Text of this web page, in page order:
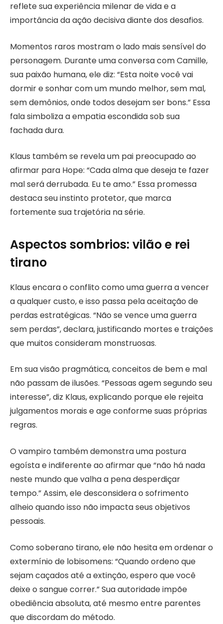
reflete sua experiência milenar de vida e a
importância da ação decisiva diante dos desafios.
Momentos raros mostram o lado mais sensível do
personagem. Durante uma conversa com Camille,
sua paixão humana, ele diz: “Esta noite você vai
dormir e sonhar com um mundo melhor, sem mal,
sem demônios, onde todos desejam ser bons.” Essa
fala simboliza a empatia escondida sob sua
fachada dura.
Klaus também se revela um pai preocupado ao
afirmar para Hope: “Cada alma que deseja te fazer
mal será derrubada. Eu te amo.” Essa promessa
destaca seu instinto protetor, que marca
fortemente sua trajetória na série.
Aspectos sombrios: vilão e rei
tirano
Klaus encara o conflito como uma guerra a vencer
a qualquer custo, e isso passa pela aceitação de
perdas estratégicas. “Não se vence uma guerra
sem perdas”, declara, justificando mortes e traições
que muitos consideram monstruosas.
Em sua visão pragmática, conceitos de bem e mal
não passam de ilusões. “Pessoas agem segundo seu
interesse”, diz Klaus, explicando porque ele rejeita
julgamentos morais e age conforme suas próprias
regras.
O vampiro também demonstra uma postura
egoísta e indiferente ao afirmar que “não há nada
neste mundo que valha a pena desperdiçar
tempo.” Assim, ele desconsidera o sofrimento
alheio quando isso não impacta seus objetivos
pessoais.
Como soberano tirano, ele não hesita em ordenar o
extermínio de lobisomens: “Quando ordeno que
sejam caçados até a extinção, espero que você
deixe o sangue correr.” Sua autoridade impõe
obediência absoluta, até mesmo entre parentes
que discordam do método.